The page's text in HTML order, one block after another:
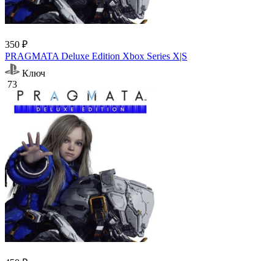
350 ₽
PRAGMATA Deluxe Edition Xbox Series X|S
Ключ
73